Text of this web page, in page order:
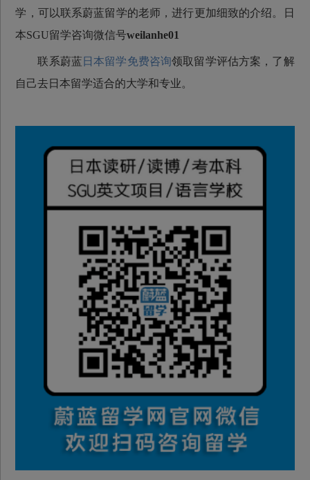
学，可以联系蔚蓝留学的老师，进行更加细致的介绍。日
本SGU留学咨询微信号weilanhe01
联系蔚蓝 日本留学免费咨询领取留学评估方案，了解
自己去日本留学适合的大学和专业。